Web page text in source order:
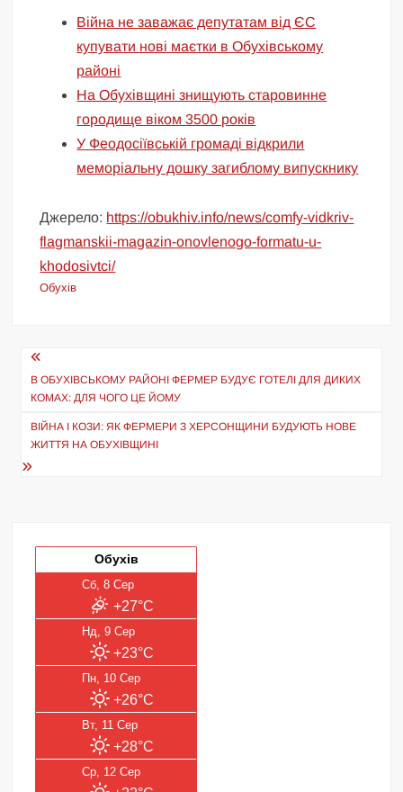
Війна не заважає депутатам від ЄС
купувати нові маєтки в Обухівському
районі
На Обухівщині знищують старовинне
городище віком 3500 років
У Феодосіївській громаді відкрили
меморіальну дошку загиблому випускнику
Джерело: https://obukhiv.info/news/comfy-vidkriv-
flagmanskii-magazin-onovlenogo-formatu-u-
khodosivtci/
Обухів
Навігація
записів
В ОБУХІВСЬКОМУ РАЙОНІ ФЕРМЕР БУДУЄ ГОТЕЛІ ДЛЯ ДИКИХ
КОМАХ: ДЛЯ ЧОГО ЦЕ ЙОМУ
ВІЙНА І КОЗИ: ЯК ФЕРМЕРИ З ХЕРСОНЩИНИ БУДУЮТЬ НОВЕ
ЖИТТЯ НА ОБУХІВЩИНІ
Обухів
Сб, 8 Сер
+27°C
Нд, 9 Сер
+23°C
Пн, 10 Сер
+26°C
Вт, 11 Сер
+28°C
Ср, 12 Сер